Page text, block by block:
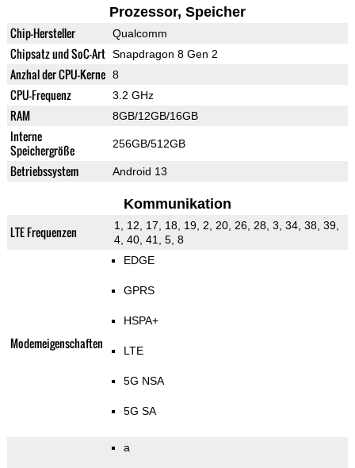
Prozessor, Speicher
Chip-Hersteller Qualcomm
Chipsatz und SoC-Art Snapdragon 8 Gen 2
Anzhal der CPU-Kerne 8
CPU-Frequenz 3.2 GHz
RAM 8GB/12GB/16GB
Interne
Speichergröße
256GB/512GB
Betriebssystem Android 13
Kommunikation
LTE Frequenzen
1, 12, 17, 18, 19, 2, 20, 26, 28, 3, 34, 38, 39,
4, 40, 41, 5, 8
Modemeigenschaften
EDGE
GPRS
HSPA+
LTE
5G NSA
5G SA
a